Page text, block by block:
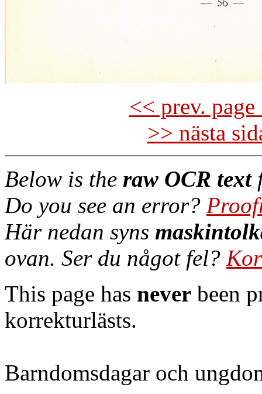
<< prev.
>> nästa
Below is the raw OCR text
Do you see an error?
Här nedan syns
ovan. Ser du något fel?
This page has never been
korrekturlästs.
Barndomsdagar och